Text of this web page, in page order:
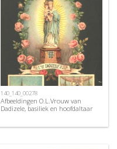
140_140_00278
Afbeeldingen O.L.Vrouw van
Dadizele, basiliek en hoofdaltaar